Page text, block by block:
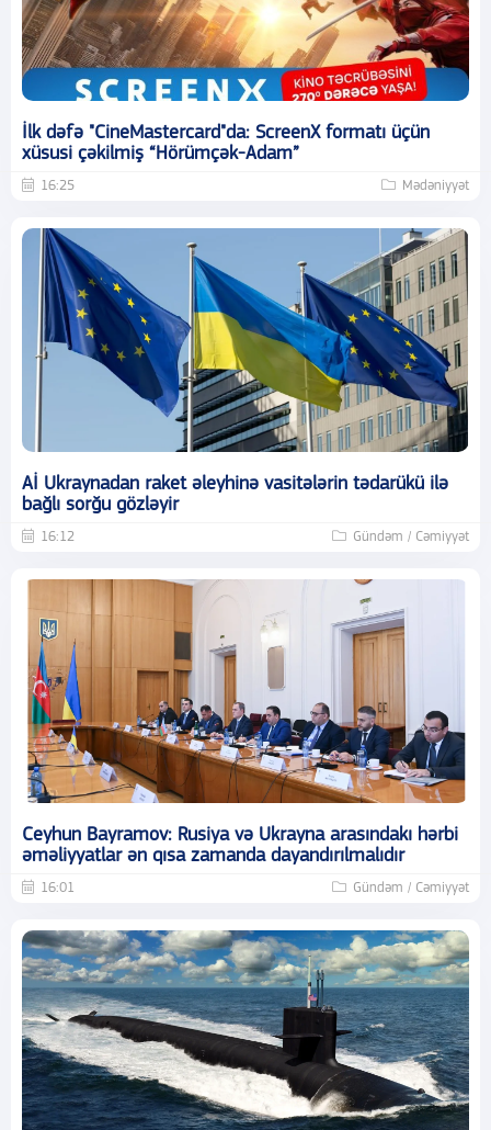
İlk dəfə "CineMastercard"da: ScreenX formatı üçün
xüsusi çəkilmiş “Hörümçək-Adam”
16:25 Mədəniyyət
Aİ Ukraynadan raket əleyhinə vasitələrin tədarükü ilə
bağlı sorğu gözləyir
16:12 Gündəm / Cəmiyyət
Ceyhun Bayramov: Rusiya və Ukrayna arasındakı hərbi
əməliyyatlar ən qısa zamanda dayandırılmalıdır
16:01 Gündəm / Cəmiyyət